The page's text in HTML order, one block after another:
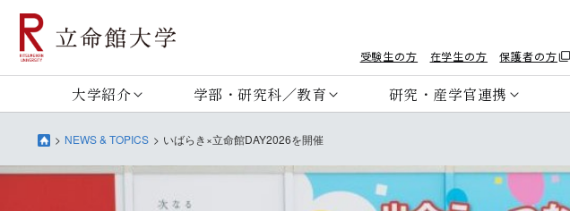
受験生の方
在学生の方 保護者の方
大学紹介 学部・研究科／教育 研究・産学官連携
NEWS & TOPICS いばらき×立命館DAY2026を開催